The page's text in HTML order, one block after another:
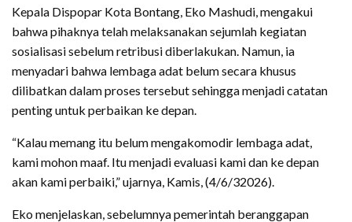
Kepala Dispopar Kota Bontang, Eko Mashudi, mengakui
bahwa pihaknya telah melaksanakan sejumlah kegiatan
sosialisasi sebelum retribusi diberlakukan. Namun, ia
menyadari bahwa lembaga adat belum secara khusus
dilibatkan dalam proses tersebut sehingga menjadi catatan
penting untuk perbaikan ke depan.
“Kalau memang itu belum mengakomodir lembaga adat,
kami mohon maaf. Itu menjadi evaluasi kami dan ke depan
akan kami perbaiki,” ujarnya, Kamis, (4/6/32026).
Eko menjelaskan, sebelumnya pemerintah beranggapan